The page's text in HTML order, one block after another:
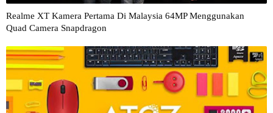
Realme XT Kamera Pertama Di Malaysia 64MP Menggunakan
Quad Camera Snapdragon